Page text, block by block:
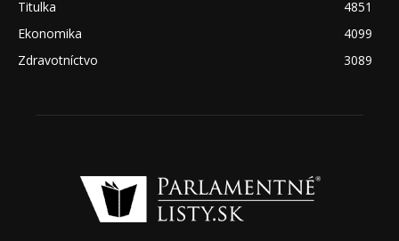
Titulka
4851
Ekonomika
4099
Zdravotníctvo
3089